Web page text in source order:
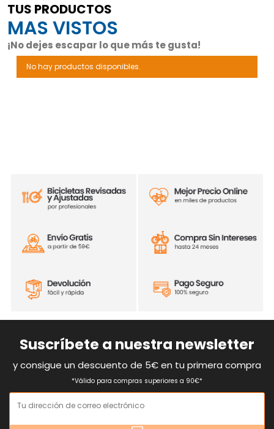
TUS PRODUCTOS
MAS VISTOS
¡No dejes escapar lo que más te gusta!
No hay productos disponibles.
Suscríbete a nuestra newsletter
y consigue un descuento de 5€ en tu primera compra
*Válido para compras superiores a 90€*